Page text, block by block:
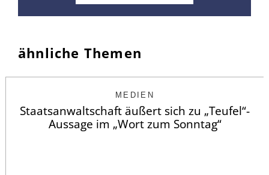
ähnliche Themen
MEDIEN
Staatsanwaltschaft äußert sich zu „Teufel“-
Aussage im „Wort zum Sonntag“